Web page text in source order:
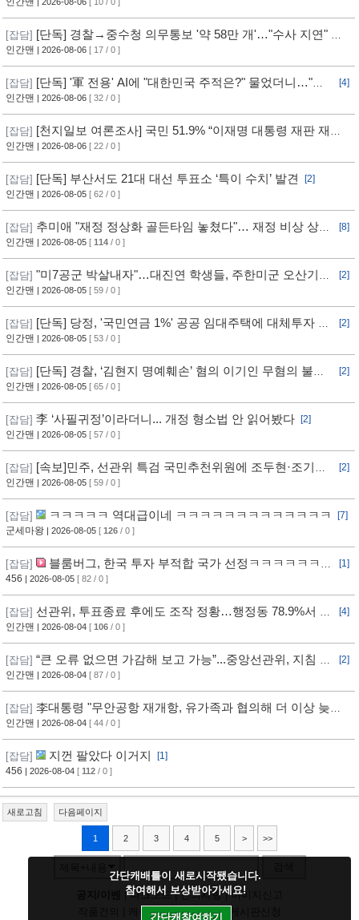
[잡담] [단독] 경찰→중수청 의무통보 '약 58만 개'…"수사 지연" 반
발
인간맨 | 2026-08-06 [ 17 / 0 ]
[잡담] [단독] '軍 전용' AI에 "대한민국 주적은?" 물었더니…"정
치적 사안이라 답변 제한"
[4]
인간맨 | 2026-08-06 [ 32 / 0 ]
[잡담] [천지일보 여론조사] 국민 51.9% “이재명 대통령 재판 재개
필요”
인간맨 | 2026-08-06 [ 22 / 0 ]
[잡담] [단독] 부산서도 21대 대선 투표소 ‘특이 수치’ 발견
[2]
인간맨 | 2026-08-05 [ 62 / 0 ]
[잡담] 추미애 "재정 정상화 골든타임 놓쳤다"… 재정 비상 상황
선언
[8]
인간맨 | 2026-08-05 [ 114 / 0 ]
[잡담] "미7공군 박살내자"…대진연 학생들, 주한미군 오산기지
무단침입 [영상]
[2]
인간맨 | 2026-08-05 [ 59 / 0 ]
[잡담] [단독] 당정, '국민연금 1%' 공공 임대주택에 대체투자 검
토
[2]
인간맨 | 2026-08-05 [ 53 / 0 ]
[잡담] [단독] 경찰, ‘김현지 명예훼손’ 혐의 이기인 무혐의 불송
치
[2]
인간맨 | 2026-08-05 [ 65 / 0 ]
[잡담] 李 ‘사필귀정’이라더니... 개정 형소법 안 읽어봤다 [2]
인간맨 | 2026-08-05 [ 57 / 0 ]
[잡담] [속보]민주, 선관위 특검 국민추천위원에 조두현·조기연
변호사, 하상응 교수 추천
[2]
인간맨 | 2026-08-05 [ 59 / 0 ]
[잡담] ㅋㅋㅋㅋㅋ 역대급이네 ㅋㅋㅋㅋㅋㅋㅋㅋㅋㅋㅋㅋㅋ
[7]
군세마왕 | 2026-08-05 [ 126 / 0 ]
[잡담]
블룸버그, 한국 투자 부적합 국가 선정ㅋㅋㅋㅋㅋㅋㅋ
ㅋㅋㅋ
[1]
456 | 2026-08-05 [ 82 / 0 ]
[잡담] 선관위, 투표종료 후에도 조작 정황…행정동 78.9%서 오
차 발생
[4]
인간맨 | 2026-08-04 [ 106 / 0 ]
[잡담] “큰 오류 없으면 가감해 보고 가능”...중앙선관위, 지침 정
황
[2]
인간맨 | 2026-08-04 [ 87 / 0 ]
[잡담] 李대통령 "무안공항 재개항, 유가족과 협의해 더 이상 늦추
지 말아야"
인간맨 | 2026-08-04 [ 44 / 0 ]
[잡담] 지껀 팔았다 이거지
[1]
456 | 2026-08-04 [ 112 / 0 ]
새로고침 다음페이지
1 2 3 4 5 > >>
|다크모드|건의사항|이미지신고
캐릭건의|기타디비|
간단캐배틀이 새로시작됐습니다.
참여해서 보상받아가세요!
간단캐참여하기